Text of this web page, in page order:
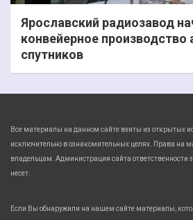
Ярославский радиозавод
конвейерное производство
спутников
Все материалы на данном сайте взяты из открытых
исключительно в ознакомительных целях. Права на
владельцам. Администрация сайта ответственности
несет.
Если Вы обнаружили на нашем сайте материалы,